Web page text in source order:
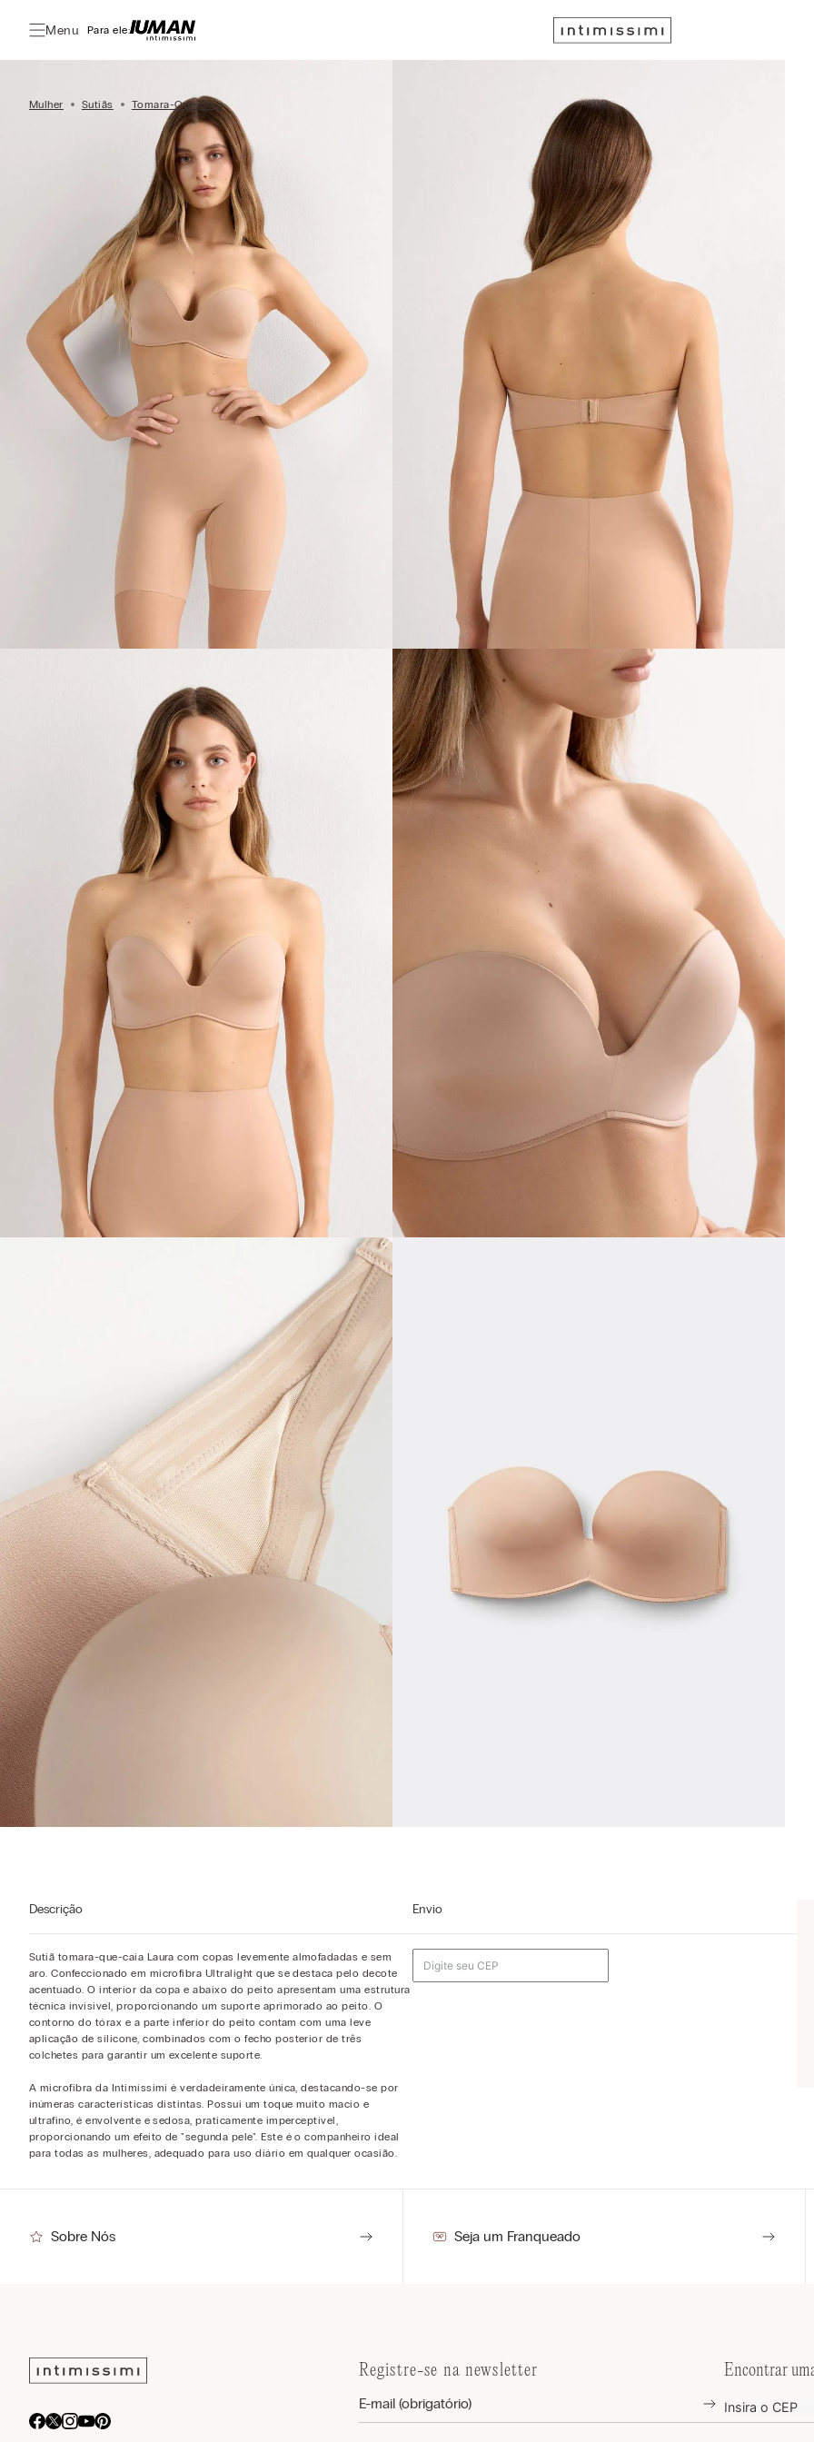
Menu Para ele:
Mulher Sutiãs Tomara-Que-Caia
Descrição
Sutiã tomara-que-caia Laura com copas levemente almofadadas e sem
aro. Confeccionado em microfibra Ultralight que se destaca pelo decote
acentuado. O interior da copa e abaixo do peito apresentam uma estrutura
técnica invisível, proporcionando um suporte aprimorado ao peito. O
contorno do tórax e a parte inferior do peito contam com uma leve
aplicação de silicone, combinados com o fecho posterior de três
colchetes para garantir um excelente suporte.
A microfibra da Intimissimi é verdadeiramente única, destacando-se por
inúmeras características distintas. Possui um toque muito macio e
ultrafino, é envolvente e sedosa, praticamente imperceptível,
proporcionando um efeito de "segunda pele". Este é o companheiro ideal
para todas as mulheres, adequado para uso diário em qualquer ocasião.
Envio
Sobre Nós Seja um Franqueado
Registre-se na newsletter Encontrar